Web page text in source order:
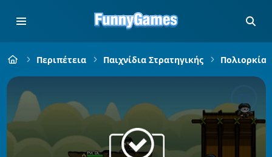
Περιπέτεια Παιχνίδια Στρατηγικής Πολιορκία